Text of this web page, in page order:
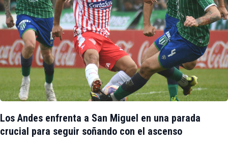
Los Andes enfrenta a San Miguel en una parada
crucial para seguir soñando con el ascenso